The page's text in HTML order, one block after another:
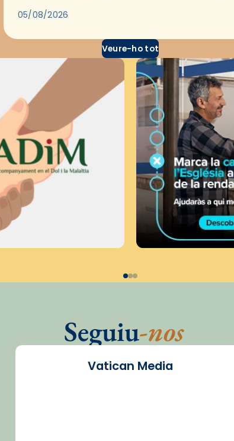
través del cinema, reflexionar sobre les…
05/08/2026
Veure-ho tot
Seguiu-nos
Vatican Media